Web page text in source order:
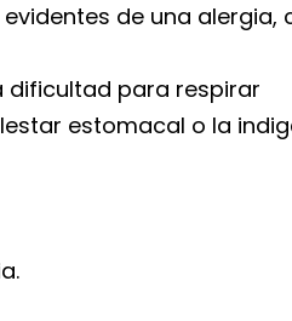
de una alergia,
dificultad para respirar
estomacal o la